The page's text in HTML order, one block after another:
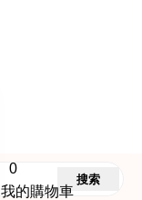
0
我的購物車
搜索